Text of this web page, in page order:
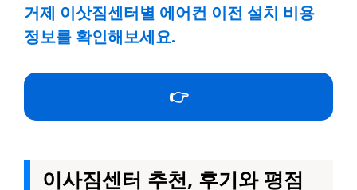
거제 이삿짐센터별 에어컨 이전 설치 비용
정보를 확인해보세요.
👉
이사짐센터 추천, 후기와 평점